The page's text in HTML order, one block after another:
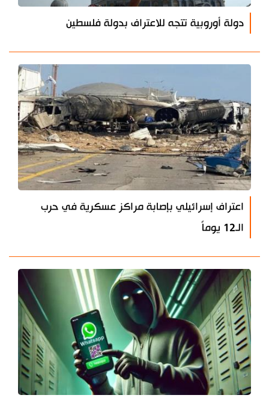
دولة أوروبية تتجه للاعتراف بدولة فلسطين
اعتراف إسرائيلي بإصابة مراكز عسكرية في حرب
الـ12 يوماً